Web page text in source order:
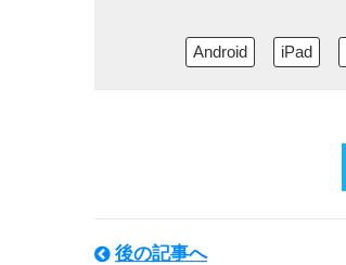
Android iPad
後の記事へ